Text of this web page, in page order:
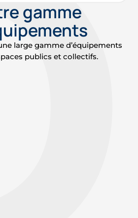
gamme
large gamme d’équipements
publics et collectifs.